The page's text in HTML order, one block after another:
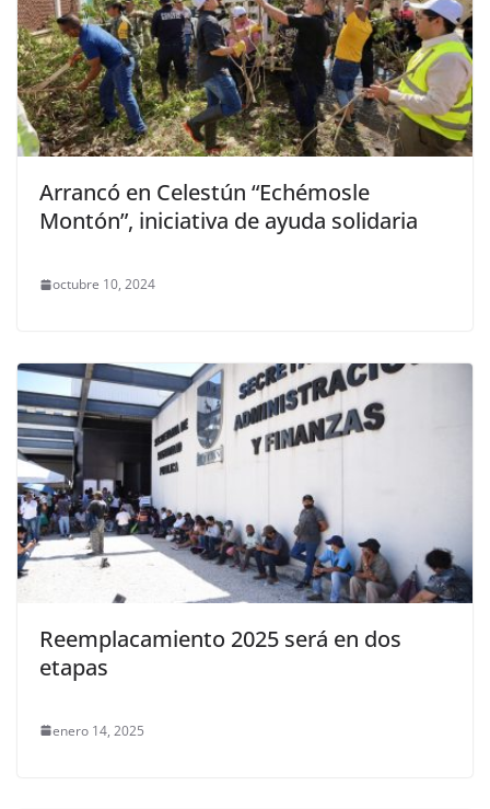
Arrancó en Celestún “Echémosle
Montón”, iniciativa de ayuda solidaria
octubre 10, 2024
Reemplacamiento 2025 será en dos
etapas
enero 14, 2025